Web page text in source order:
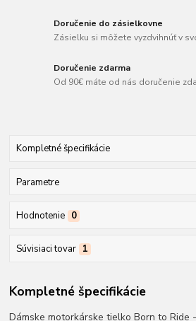
Doručenie do zásielkovne
Zásielku si môžete vyzdvihnúť v
Doručenie zdarma
Od 90€ máte od nás doručenie
Kompletné špecifikácie
Parametre
Hodnotenie 0
Súvisiaci tovar 1
Kompletné špecifikácie
Dámske motorkárske tielko Born to Ride